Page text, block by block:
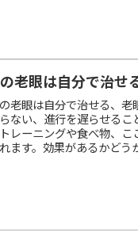
老眼は自分で治せ
老眼は自分で治せる、
ない、進行を遅らせる
レーニングや食べ物、
ます。効果があるかどう